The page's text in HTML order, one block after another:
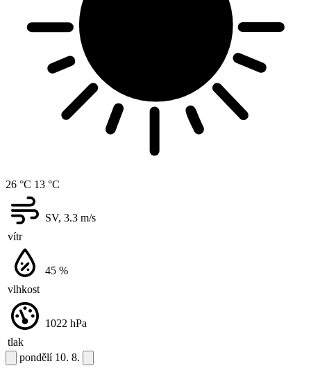
26 °C 13 °C
vítr
SV, 3.3 m/s
vlhkost
45 %
tlak
1022 hPa
pondělí 10. 8.